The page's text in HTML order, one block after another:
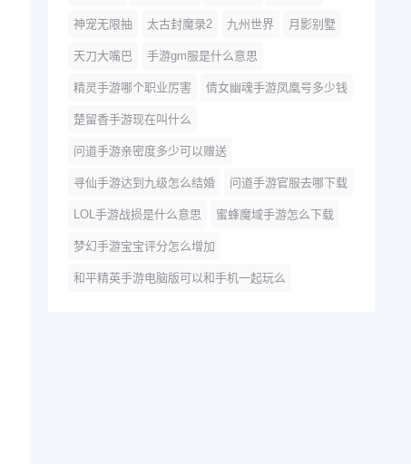
神宠无限抽 太古封魔录2 九州世界 月影别墅
天刀大嘴巴 手游gm服是什么意思
精灵手游哪个职业厉害 倩女幽魂手游凤凰号多少钱
楚留香手游现在叫什么
问道手游亲密度多少可以赠送
寻仙手游达到九级怎么结婚 问道手游官服去哪下载
LOL手游战损是什么意思 蜜蜂魔域手游怎么下载
梦幻手游宝宝评分怎么增加
和平精英手游电脑版可以和手机一起玩么